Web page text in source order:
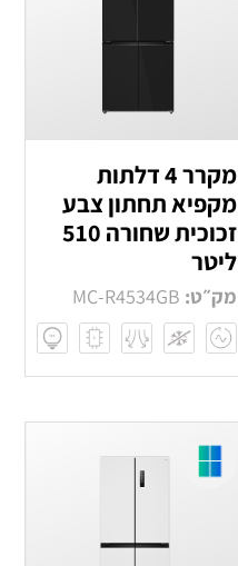
מקרר 4 דלתות
מקפיא תחתון צבע
זכוכית שחורה 510
ליטר
מק״ט: MC-R4534GB